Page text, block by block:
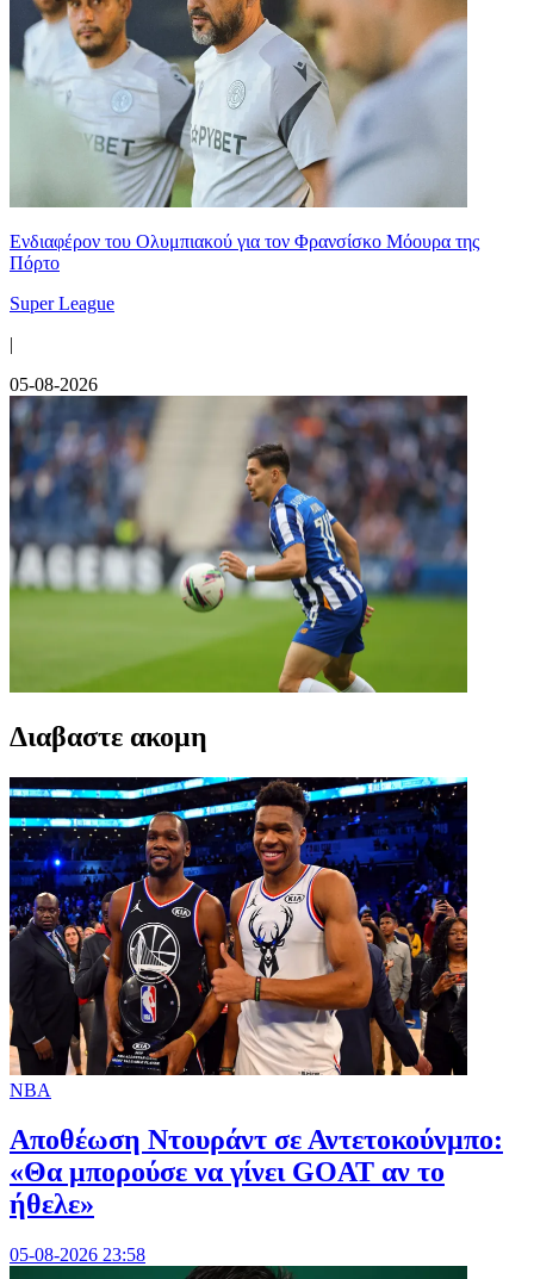
Ενδιαφέρον του Ολυμπιακού για τον Φρανσίσκο Μόουρα της
Πόρτο
Super League
|
05-08-2026
Διαβαστε ακομη
NBA
Αποθέωση Ντουράντ σε Αντετοκούνμπο:
«Θα μπορούσε να γίνει GOAT αν το
ήθελε»
05-08-2026 23:58